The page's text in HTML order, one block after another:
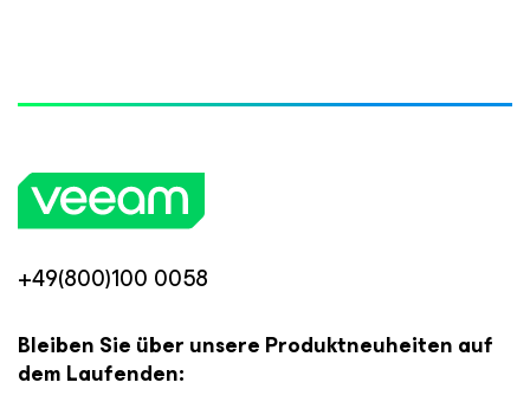
+49(800)100 0058
Bleiben Sie über unsere Produktneuheiten auf
dem Laufenden: